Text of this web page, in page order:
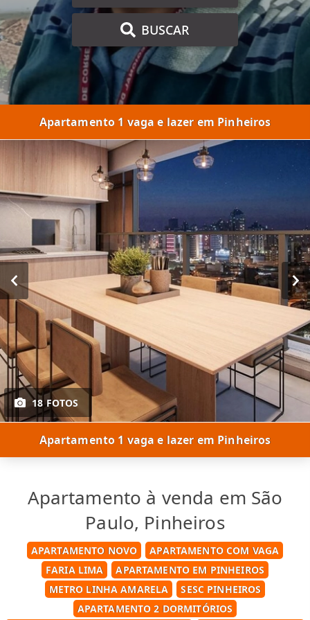
BUSCAR
Apartamento 1 vaga e lazer em Pinheiros
18 FOTOS
Apartamento 1 vaga e lazer em Pinheiros
Apartamento à venda em São
Paulo, Pinheiros
APARTAMENTO NOVO
APARTAMENTO COM VAGA
FARIA LIMA
APARTAMENTO EM PINHEIROS
METRO LINHA AMARELA
SESC PINHEIROS
APARTAMENTO 2 DORMITÓRIOS